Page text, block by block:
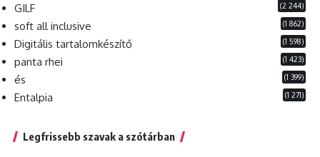
GILF (2 244)
soft all inclusive (1 862)
Digitális tartalomkészítő (1 598)
panta rhei (1 423)
és (1 399)
Entalpia (1 271)
Legfrissebb szavak a szótárban